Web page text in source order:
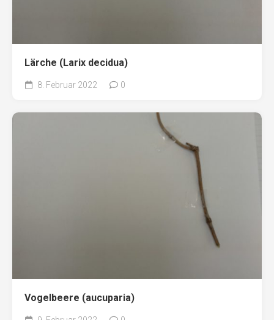
Lärche (Larix decidua)
8. Februar 2022 0
Vogelbeere (aucuparia)